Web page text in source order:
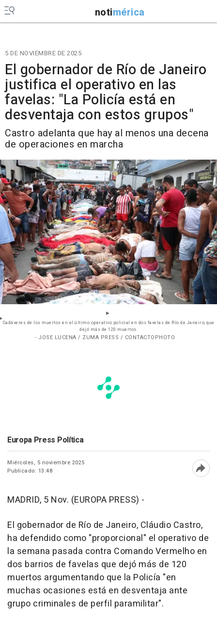
notimérica
5 DE NOVIEMBRE DE 2025
El gobernador de Río de Janeiro
justifica el operativo en las
favelas: "La Policía está en
desventaja con estos grupos"
Castro adelanta que hay al menos una decena
de operaciones en marcha
Cadáveres de los muertos en el último operativo policial en dos favelas de Río de Janeiro, que
dejó más de 120 muertos.
- JOSE LUCENA / ZUMA PRESS / CONTACTOPHOTO
Europa Press Política
Miércoles, 5 noviembre 2025
Publicado: 13:48
MADRID, 5 Nov. (EUROPA PRESS) -
El gobernador de Río de Janeiro, Cláudio Castro,
ha defendido como "proporcional" el operativo de
la semana pasada contra Comando Vermelho en
dos barrios de favelas que dejó más de 120
muertos argumentando que la Policía "en
muchas ocasiones está en desventaja ante
grupo criminales de perfil paramilitar".